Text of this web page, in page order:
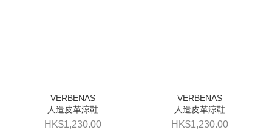
人造皮革涼鞋
HK$1,230.00
人造皮革涼鞋
HK$1,230.00